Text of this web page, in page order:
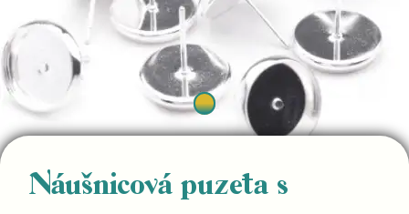
Náušnicová puzeta s